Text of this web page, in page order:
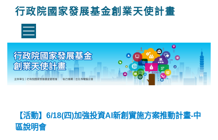
行政院國家發展基金創業天使計畫
【活動】6/18(四)加強投資AI新創實施方案推動計畫-中
區說明會